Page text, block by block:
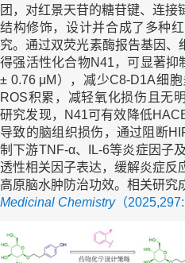
团，对红景天苷的糖苷键、连
结构修饰，设计并合成了多种
究。通过双荧光素酶报告基因
得强活性化合物N41，可显著抑
± 0.76 μM），减少C8-D1A细
ROS积累，减轻氧化损伤且无
研究发现，N41可有效降低
导致的脑组织损伤，通过阻断
制下游TNF-α、IL-6等炎症因子
透性相关因子表达，缓解炎症反
高原脑水肿防治功效。相关研究
Medicinal Chemistry（2025,297: